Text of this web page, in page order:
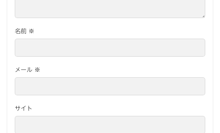
名前 ※
メール ※
サイト